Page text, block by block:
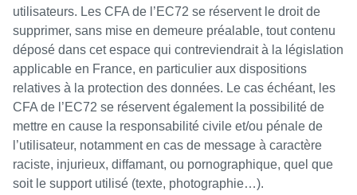
utilisateurs. Les CFA de l’EC72 se réservent le droit de
supprimer, sans mise en demeure préalable, tout contenu
déposé dans cet espace qui contreviendrait à la législation
applicable en France, en particulier aux dispositions
relatives à la protection des données. Le cas échéant, les
CFA de l’EC72 se réservent également la possibilité de
mettre en cause la responsabilité civile et/ou pénale de
l’utilisateur, notamment en cas de message à caractère
raciste, injurieux, diffamant, ou pornographique, quel que
soit le support utilisé (texte, photographie…).